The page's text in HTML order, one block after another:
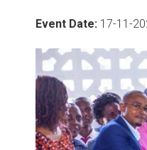
Event Date: 17-11-